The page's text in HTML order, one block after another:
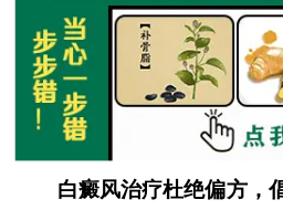
白癜风治疗杜绝偏方，